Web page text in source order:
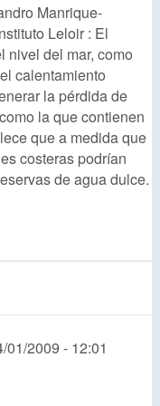
Manrique-
Leloir : El
nivel del mar, como
calentamiento
la pérdida de
la que contienen
que a medida que
costeras podrían
de agua dulce.
01/2009 - 12:01